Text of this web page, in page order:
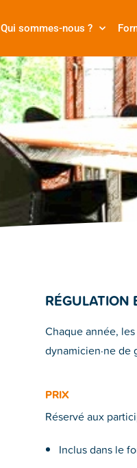
Qui sommes-nous ?
RÉGULATION
Chaque année, les
dynamicien·ne de
PRIX
Réservé aux
Inclus dans le